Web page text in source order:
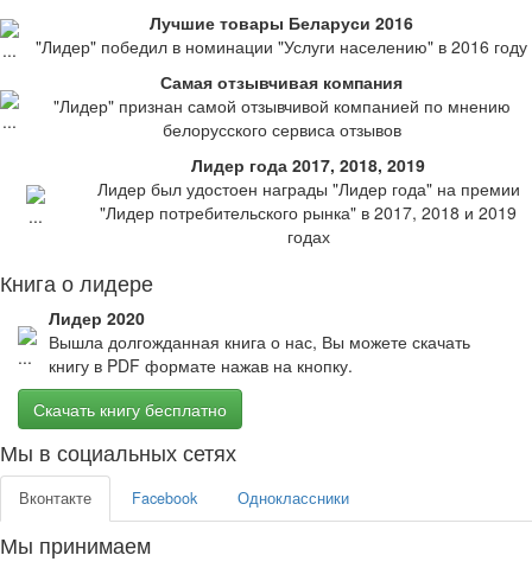
Лучшие товары Беларуси 2016
"Лидер" победил в номинации "Услуги населению" в 2016 году
Самая отзывчивая компания
"Лидер" признан самой отзывчивой компанией по мнению
белорусского сервиса отзывов
Лидер года 2017, 2018, 2019
Лидер был удостоен награды "Лидер года" на премии
"Лидер потребительского рынка" в 2017, 2018 и 2019
годах
Книга о лидере
Лидер 2020
Вышла долгожданная книга о нас, Вы можете скачать
книгу в PDF формате нажав на кнопку.
Скачать книгу бесплатно
Мы в социальных сетях
Вконтакте Facebook Одноклассники
Мы принимаем